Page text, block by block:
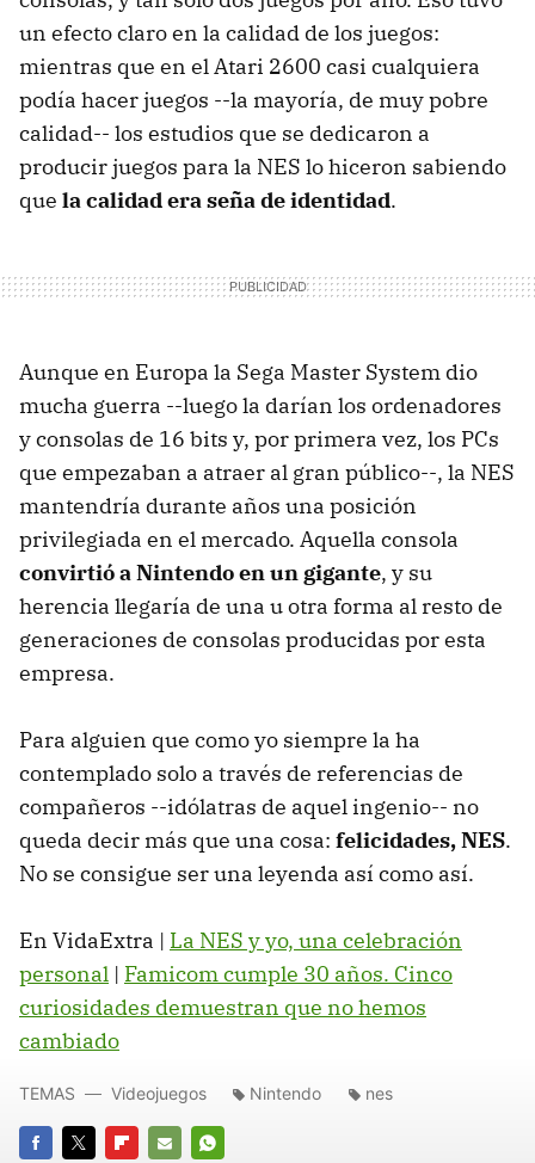
un efecto claro en la calidad de los juegos:
mientras que en el Atari 2600 casi cualquiera
podía hacer juegos --la mayoría, de muy pobre
calidad-- los estudios que se dedicaron a
producir juegos para la NES lo hiceron sabiendo
que la calidad era seña de identidad.
Aunque en Europa la Sega Master System dio
mucha guerra --luego la darían los ordenadores
y consolas de 16 bits y, por primera vez, los PCs
que empezaban a atraer al gran público--, la NES
mantendría durante años una posición
privilegiada en el mercado. Aquella consola
convirtió a Nintendo en un gigante, y su
herencia llegaría de una u otra forma al resto de
generaciones de consolas producidas por esta
empresa.
Para alguien que como yo siempre la ha
contemplado solo a través de referencias de
compañeros --idólatras de aquel ingenio-- no
queda decir más que una cosa: felicidades, NES.
No se consigue ser una leyenda así como así.
En VidaExtra | La NES y yo, una celebración
personal | Famicom cumple 30 años. Cinco
curiosidades demuestran que no hemos
cambiado
TEMAS Videojuegos Nintendo nes